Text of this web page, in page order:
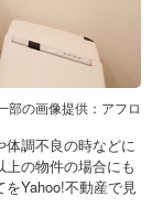
部の画像提供：アフロ
体調不良の時などに
の物件の場合にも
Yahoo!不動産で見